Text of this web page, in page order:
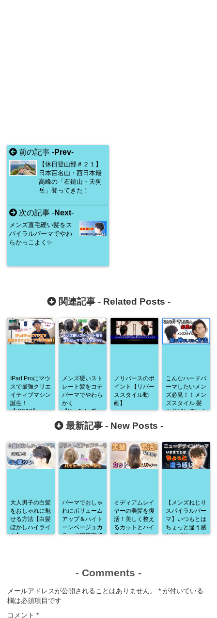
前の記事 -Prev-
【休日登山部＃２１】
日本百名山・西日本最
高峰の「石鎚山・天狗
岳」登ってきた！
次の記事 -Next-
メンズ直毛硬い髪をス
パイラルパーマでやわ
らかっこよく✨
関連記事 - Related Posts -
IPad Proにマウ
スで最強クリエ
イティブマシン
誕生！
【iOS13】
メンズ硬いスト
レート髪をコテ
パーマでやわら
かく
【YouTube動
画】
ノリバースのポ
イント【リバー
ススタイル動
画】
こんなハードパ
ーマしたいメン
ズ必見！！メン
ズスタイル 髪
を伸ばしていく
最新記事 - New Posts -
大人男子の白髪
をおしゃれに魅
せる方法【白髪
ぼかしハイライ
ト】
パーマでおしゃ
れにボリューム
アップ＆ハイト
ーンベージュカ
ラーで完璧完成
ミディアムレイ
ヤーの美髪を復
活！美しく整え
るカットとハイ
ライトカラー
【メンズねじり
スパイラルパー
マ】いつもとは
ちょっと違う感
じにボリューム
- Comments -
メールアドレスが公開されることはありません。 * が付いている
欄は必須項目です
コメント *